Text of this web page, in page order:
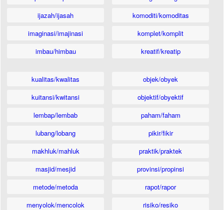
ijazah/ijasah
imaginasi/imajinasi
imbau/himbau
komoditi/komoditas
komplet/komplit
kreatif/kreatip
kualitas/kwalitas
kuitansi/kwitansi
lembap/lembab
lubang/lobang
makhluk/mahluk
masjid/mesjid
metode/metoda
menyolok/mencolok
objek/obyek
objektif/obyektif
paham/faham
pikir/fikir
praktik/praktek
provinsi/propinsi
rapot/rapor
risiko/resiko